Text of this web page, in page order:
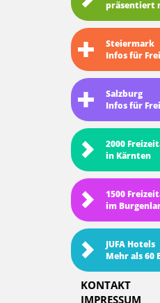
präsentiert
Steiermark
Infos für
Salzburg
Infos für
2000
in Kärnten
1500
im
JUFA Hotels
Mehr als 60
KONTAKT
IMPRESSUM